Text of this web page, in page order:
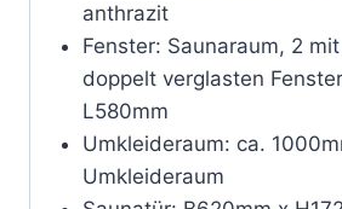
anthrazit
Fenster: Saunaraum, 2
doppelt verglasten
L580mm
Umkleideraum: ca.
Umkleideraum